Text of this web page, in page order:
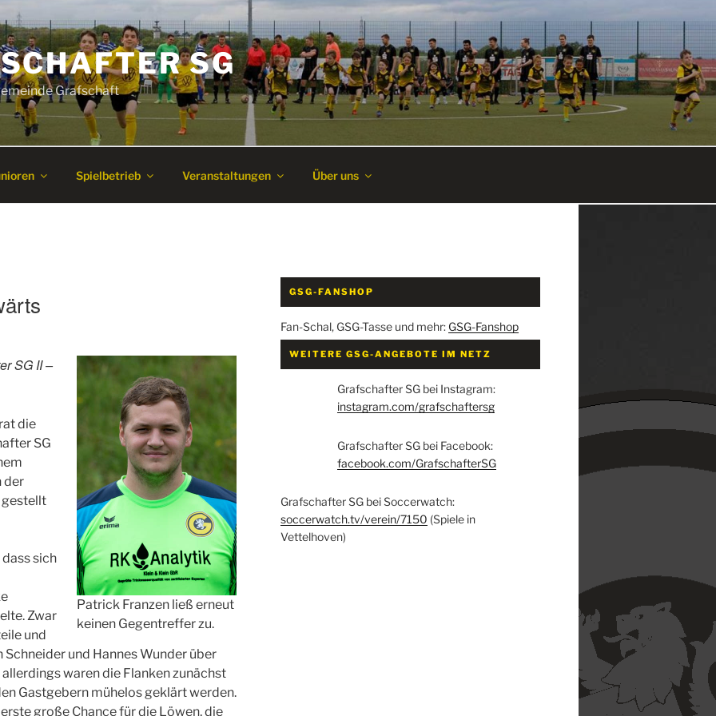
SG
Grafschaft
Spielbetrieb Veranstaltungen Über uns
Patrick Franzen ließ erneut
keinen Gegentreffer zu.
SG II –
die
SG
der
gestellt
sich
Zwar
und
und Hannes Wunder über
waren die Flanken zunächst
Gastgebern mühelos geklärt werden.
große Chance für die Löwen, die
GSG-FANSHOP
Fan-Schal, GSG-Tasse und mehr: GSG-Fanshop
WEITERE GSG-ANGEBOTE IM NETZ
Grafschafter SG bei Instagram:
instagram.com/grafschaftersg
Grafschafter SG bei Facebook:
facebook.com/GrafschafterSG
Grafschafter SG bei Soccerwatch:
soccerwatch.tv/verein/7150 (Spiele in
Vettelhoven)